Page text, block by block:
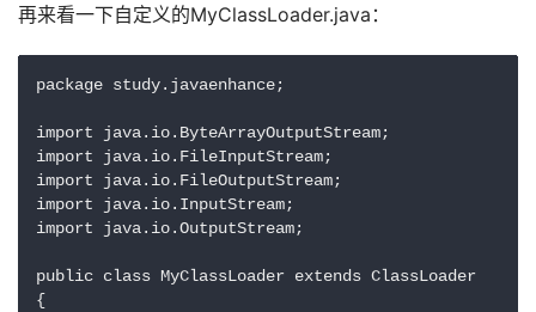
再来看一下自定义的MyClassLoader.java：
package study.javaenhance;
import java.io.ByteArrayOutputStream;
import java.io.FileInputStream;
import java.io.FileOutputStream;
import java.io.InputStream;
import java.io.OutputStream;
public class MyClassLoader extends ClassLoader
{